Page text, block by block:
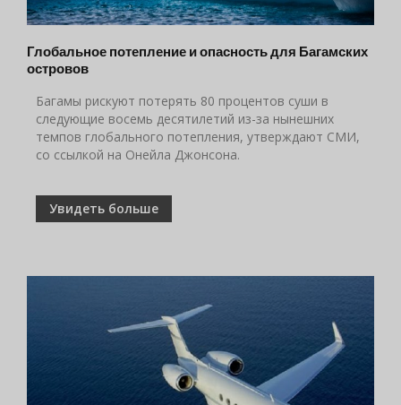
Глобальное потепление и опасность для Багамских
островов
Багамы рискуют потерять 80 процентов суши в
следующие восемь десятилетий из-за нынешних
темпов глобального потепления, утверждают СМИ,
со ссылкой на Онейла Джонсона.
Увидеть больше